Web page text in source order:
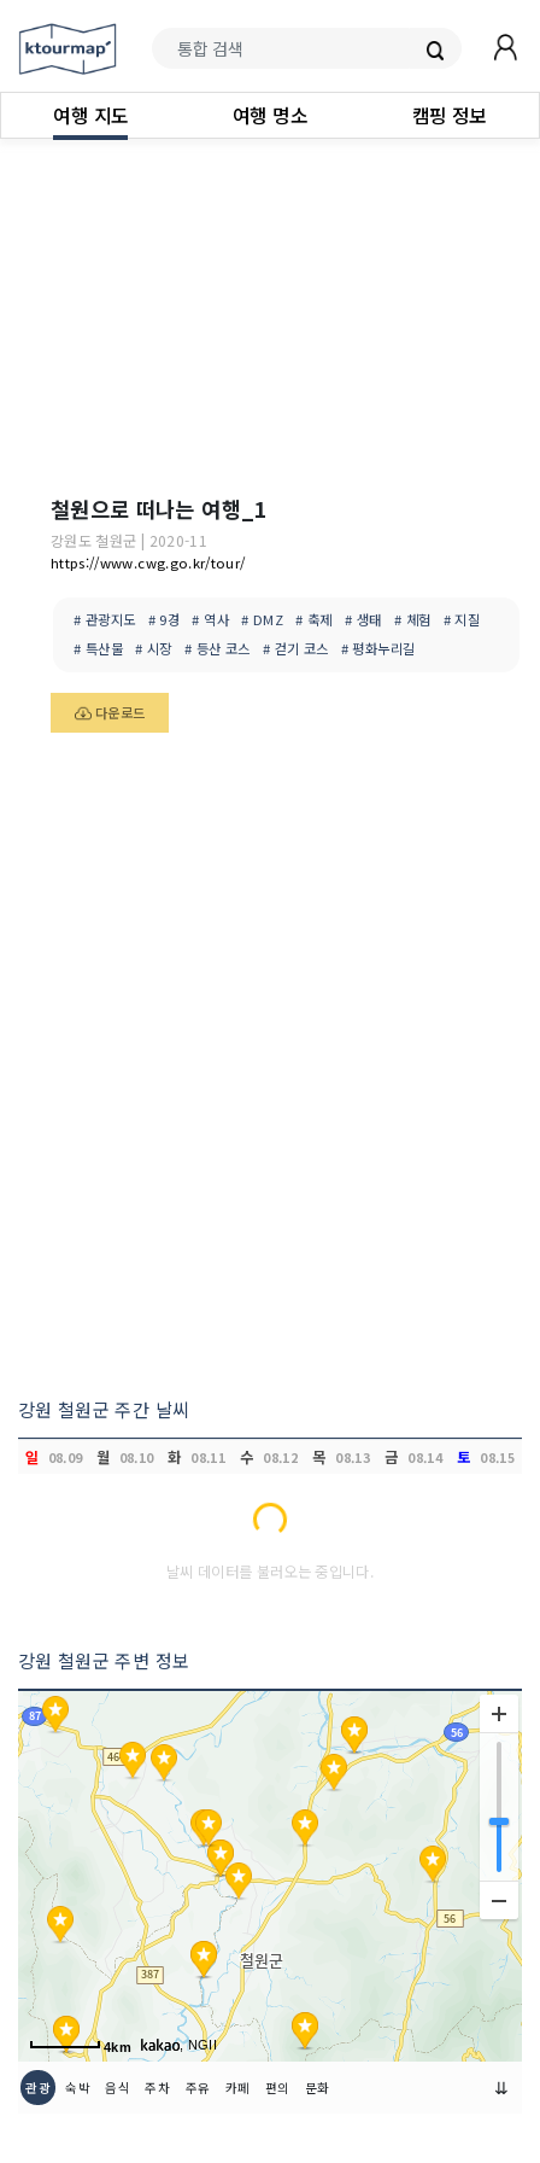
여행 지도 여행 명소 캠핑 정보
철원으로 떠나는 여행_1
강원도 철원군 | 2020-11
https://www.cwg.go.kr/tour/
# 관광지도 # 9경 # 역사 # DMZ # 축제 # 생태 # 체험
# 지질
# 특산물
# 시장 # 등산 코스 # 걷기 코스 # 평화누리길
다운로드
강원 철원군 주간 날씨
일 08.09 월 08.10 화 08.11 수 08.12 목 08.13 금 08.14 토 08.15
Loading...
날씨 데이터를 불러오는 중입니다.
강원 철원군 주변 정보
4km , NGII
관광 숙박 음식 주차 주유 카페 편의 문화 ⇊